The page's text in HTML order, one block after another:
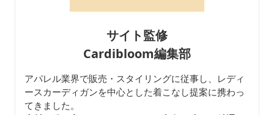
サイト監修
Cardibloom編集部
アパレル業界で販売・スタイリングに従事し、レディ
ースカーディガンを中心とした着こなし提案に携わっ
てきました。